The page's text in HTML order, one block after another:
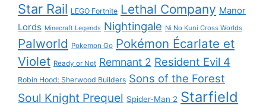
Star Rail LEGO Fortnite Lethal Company Manor
Lords Minecraft Legends Nightingale Ni No Kuni Cross Worlds
Palworld Pokemon Go Pokémon Écarlate et
Violet Ready or Not Remnant 2 Resident Evil 4
Robin Hood: Sherwood Builders Sons of the Forest
Soul Knight Prequel Spider-Man 2 Starfield